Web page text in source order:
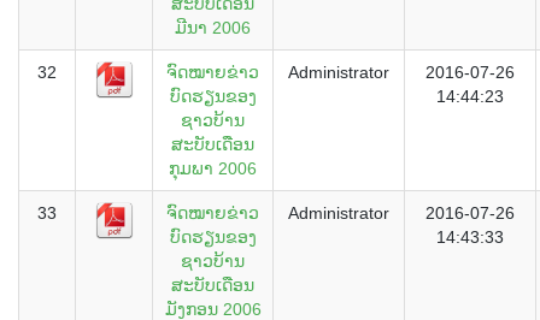
ມີນາ 2006
32
ຈົດໝາຍຂ່າວ
ບົດຮຽນຂອງ
ຊາວບ້ານ
ສະບັບເດືອນ
ກຸມພາ 2006
Administrator
2016-07-26
14:44:23
33
ຈົດໝາຍຂ່າວ
ບົດຮຽນຂອງ
ຊາວບ້ານ
ສະບັບເດືອນ
ມັງກອນ 2006
Administrator
2016-07-26
14:43:33